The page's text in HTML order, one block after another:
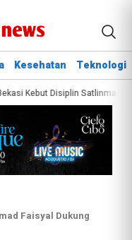
Kesehatan Teknologi
Kebut Disiplin Satlinmas Lewat
Faisyal Dukung